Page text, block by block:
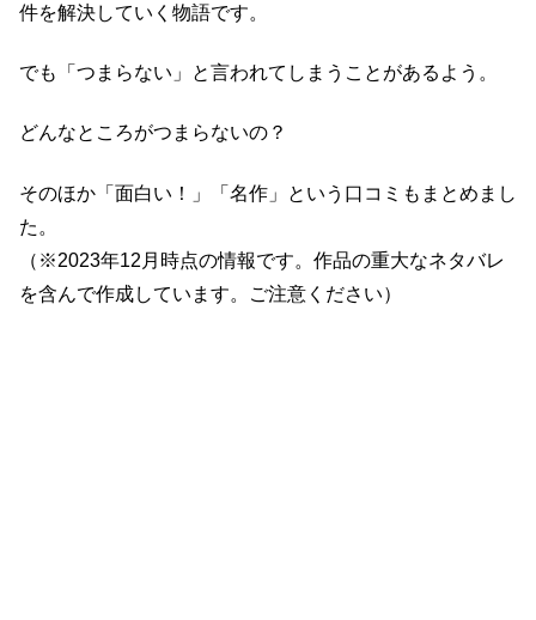
件を解決していく物語です。
でも「つまらない」と言われてしまうことがあるよう。
どんなところがつまらないの？
そのほか「面白い！」「名作」という口コミもまとめまし
た。
（※2023年12月時点の情報です。作品の重大なネタバレ
を含んで作成しています。ご注意ください）